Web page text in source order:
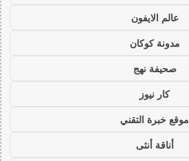
عالم الايفون
مدونة كوكان
صحيفة نهج
كار نيوز
موقع خبرة التقني
أناقة أنثى